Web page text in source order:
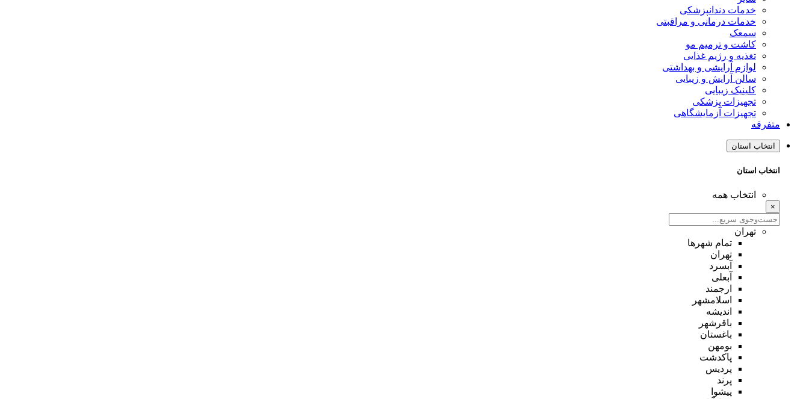
خدمات دندانپزشکی
خدمات درمانی و مراقبتی
سمعک
کاشت و ترمیم مو
تغذیه و رژیم غذایی
لوازم آرایشی و بهداشتی
سالن آرایش و زیبایی
کلینیک زیبایی
تجهیزات پزشکی
تجهیزات آزمایشگاهی
متفرقه
انتخاب استان
انتخاب استان
انتخاب همه
×
تهران
تمام شهر‌ها
تهران
آبسرد
آبعلی
ارجمند
اسلامشهر
اندیشه
باقرشهر
باغستان
بومهن
پاکدشت
پردیس
پرند
پیشوا